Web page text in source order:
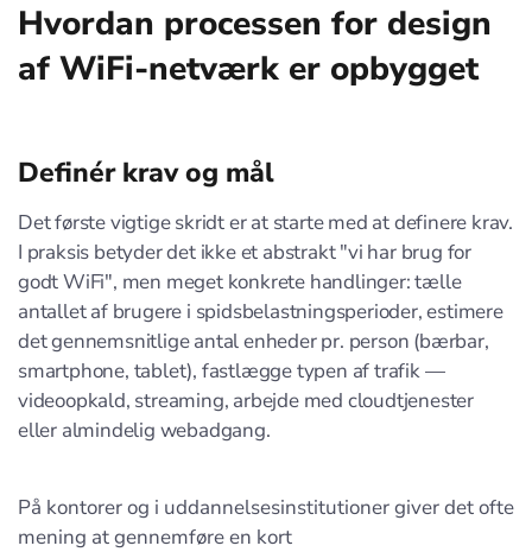
Hvordan processen for design
af WiFi-netværk er opbygget
Definér krav og mål
Det første vigtige skridt er at starte med at definere krav.
I praksis betyder det ikke et abstrakt "vi har brug for
godt WiFi", men meget konkrete handlinger: tælle
antallet af brugere i spidsbelastningsperioder, estimere
det gennemsnitlige antal enheder pr. person (bærbar,
smartphone, tablet), fastlægge typen af trafik —
videoopkald, streaming, arbejde med cloudtjenester
eller almindelig webadgang.
På kontorer og i uddannelsesinstitutioner giver det ofte
mening at gennemføre en kort